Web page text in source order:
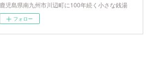
鹿児島県南九州市川辺町に100年続く小さな銭湯
フォロー